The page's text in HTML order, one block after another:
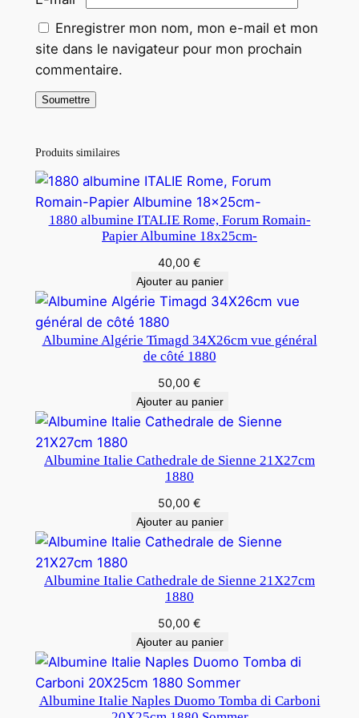
Enregistrer mon nom, mon e-mail et mon
site dans le navigateur pour mon prochain
commentaire.
Produits similaires
1880 albumine ITALIE Rome, Forum Romain-
Papier Albumine 18x25cm-
40,00 €
Ajouter au panier
Albumine Algérie Timagd 34X26cm vue général
de côté 1880
50,00 €
Ajouter au panier
Albumine Italie Cathedrale de Sienne 21X27cm
1880
50,00 €
Ajouter au panier
Albumine Italie Cathedrale de Sienne 21X27cm
1880
50,00 €
Ajouter au panier
Albumine Italie Naples Duomo Tomba di Carboni